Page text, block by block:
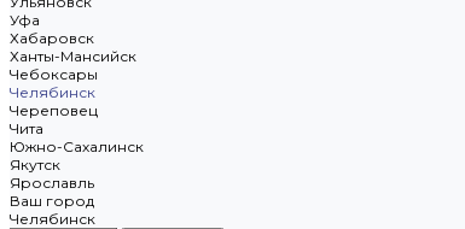
Уфа
Хабаровск
Ханты-Мансийск
Чебоксары
Челябинск
Череповец
Чита
Южно-Сахалинск
Якутск
Ярославль
Ваш город
Челябинск